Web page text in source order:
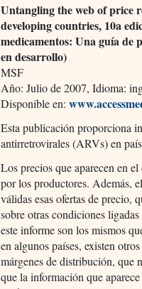
Untangling the web of price
developing countries, 10a
medicamentos: Una guía de
en desarrollo)
MSF
Año: Julio de 2007, Idioma:
Disponible en:
Esta publicación proporciona
antirretrovirales (ARVs) en
Los precios que aparecen en
por los productores. Además,
válidas esas ofertas de precio,
sobre otras condiciones
este informe son los mismos
en algunos países, existen
márgenes de distribución, que
que la información que